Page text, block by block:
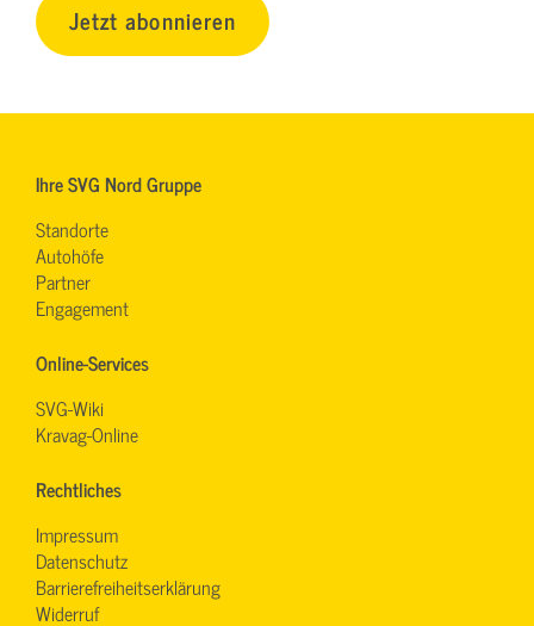
Jetzt abonnieren
Ihre SVG Nord Gruppe
Standorte
Autohöfe
Partner
Engagement
Online-Services
SVG-Wiki
Kravag-Online
Rechtliches
Impressum
Datenschutz
Barrierefreiheitserklärung
Widerruf